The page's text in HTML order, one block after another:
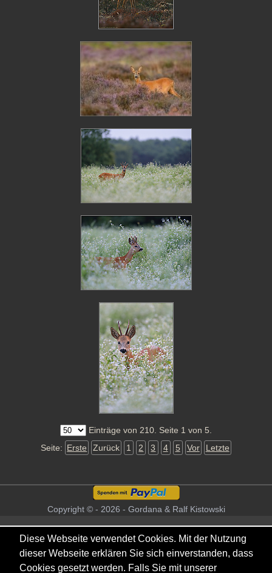
Einträge von 210. Seite 1 von 5.
Seite: Erste Zurück 1 2 3 4 5 Vor Letzte
Copyright © - 2026 - Gordana & Ralf Kistowski
Diese Webseite verwendet Cookies. Mit der Nutzung
dieser Webseite erklären Sie sich einverstanden, dass
Cookies gesetzt werden. Falls Sie mit unserer